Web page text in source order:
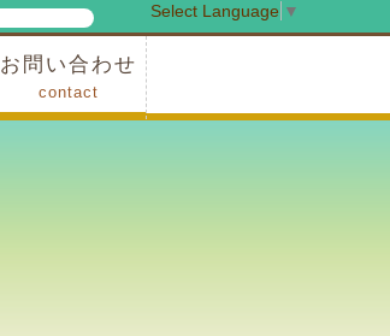
検
索
お問い合わせ
contact
Select Language ▼